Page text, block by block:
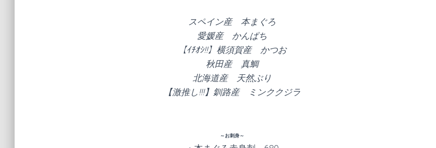
スペイン産 本まぐろ
愛媛産 かんぱち
【ｲﾁｵｼ!!】横須賀産 かつお
秋田産 真鯛
北海道産 天然ぶり
【激推し!!!】釧路産 ミンククジラ
～お刺身～